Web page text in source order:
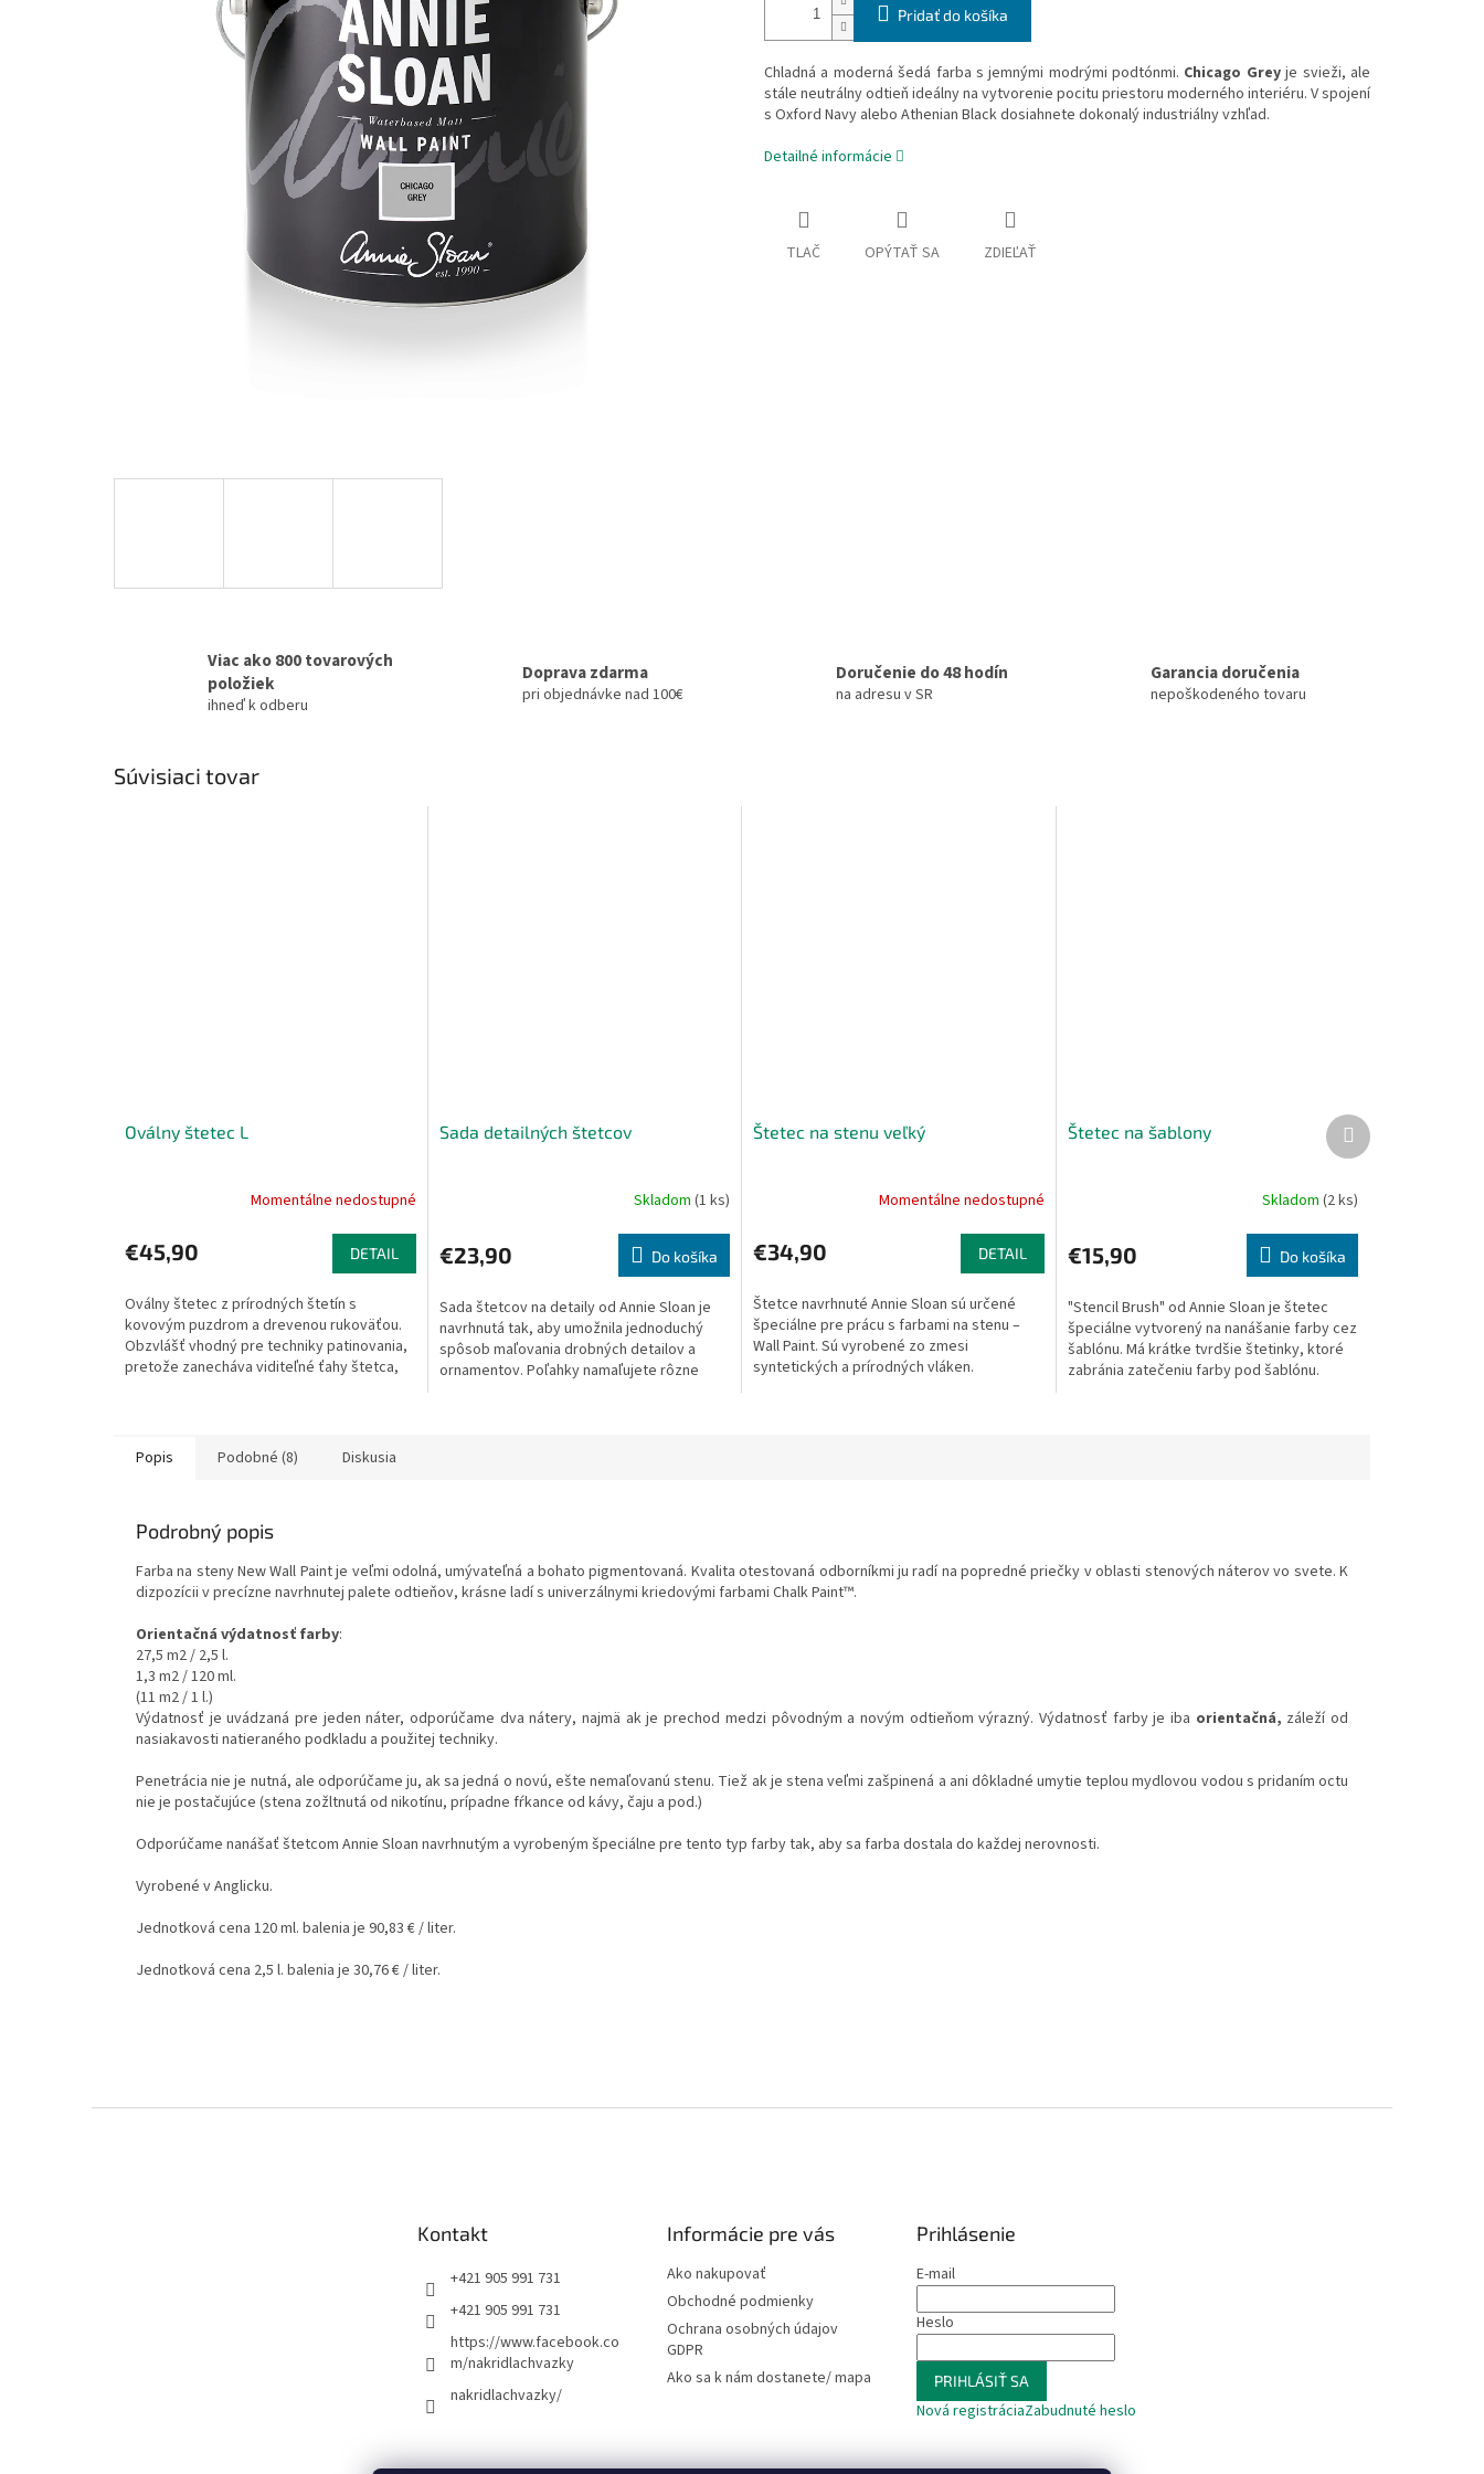
Pridať do košíka
Chladná a moderná šedá farba s jemnými modrými podtónmi. Chicago Greyje svieži, ale
stále neutrálny odtieň ideálny na vytvorenie pocitu priestoru moderného interiéru. V spojení
s Oxford Navy alebo Athenian Black dosiahnete dokonalý industriálny vzhľad.
Detailné informácie
TLAČ OPÝTAŤ SA ZDIEĽAŤ
Viac ako 800 tovarových
položiek
ihneď k odberu
Doprava zdarma
pri objednávke nad 100€
Doručenie do 48 hodín
na adresu v SR
Garancia doručenia
nepoškodeného tovaru
Súvisiaci tovar
Oválny štetec L
Momentálne nedostupné
€45,90 DETAIL
Oválny štetec z prírodných štetín s
kovovým puzdrom a drevenou rukoväťou.
Obzvlášť vhodný pre techniky patinovania,
pretože zanecháva viditeľné ťahy štetca,
Sada detailných štetcov
Skladom (1 ks)
€23,90 Do košíka
Sada štetcov na detaily od Annie Sloan je
navrhnutá tak, aby umožnila jednoduchý
spôsob maľovania drobných detailov a
ornamentov. Poľahky namaľujete rôzne
Štetec na stenu veľký
Momentálne nedostupné
€34,90 DETAIL
Štetce navrhnuté Annie Sloan sú určené
špeciálne pre prácu s farbami na stenu –
Wall Paint. Sú vyrobené zo zmesi
syntetických a prírodných vláken.
Štetec na šablony
Skladom (2 ks)
€15,90 Do košíka
"Stencil Brush" od Annie Sloan je štetec
špeciálne vytvorený na nanášanie farby cez
šablónu. Má krátke tvrdšie štetinky, ktoré
zabránia zatečeniu farby pod šablónu.
Ďalší
produkt
Popis Podobné (8) Diskusia
Podrobný popis
Farba na steny New Wall Paint je veľmi odolná, umývateľná a bohato pigmentovaná. Kvalita otestovaná odborníkmi ju radí na popredné priečky v oblasti stenových náterov vo svete. K
dizpozícii v precízne navrhnutej palete odtieňov, krásne ladí s univerzálnymi kriedovými farbami Chalk Paint™.
Orientačná výdatnosť farby:
27,5 m2 / 2,5 l.
1,3 m2 / 120 ml.
(11 m2 / 1 l.)
Výdatnosť je uvádzaná pre jeden náter, odporúčame dva nátery, najmä ak je prechod medzi pôvodným a novým odtieňom výrazný. Výdatnosť farby je iba orientačná, záleží od
nasiakavosti natieraného podkladu a použitej techniky.
Penetrácia nie je nutná, ale odporúčame ju, ak sa jedná o novú, ešte nemaľovanú stenu. Tiež ak je stena veľmi zašpinená a ani dôkladné umytie teplou mydlovou vodou s pridaním octu
nie je postačujúce (stena zožltnutá od nikotínu, prípadne fŕkance od kávy, čaju a pod.)
Odporúčame nanášať štetcom Annie Sloan navrhnutým a vyrobeným špeciálne pre tento typ farby tak, aby sa farba dostala do každej nerovnosti.
Vyrobené v Anglicku.
Jednotková cena 120 ml. balenia je 90,83 € / liter.
Jednotková cena 2,5 l. balenia je 30,76 € / liter.
Kontakt
+421 905 991 731
+421 905 991 731
https://www.facebook.co
m/nakridlachvazky
nakridlachvazky/
Informácie pre vás
Ako nakupovať
Obchodné podmienky
Ochrana osobných údajov
GDPR
Ako sa k nám dostanete/ mapa
Prihlásenie
E-mail
Heslo
PRIHLÁSIŤ SA
Nová registráciaZabudnuté heslo